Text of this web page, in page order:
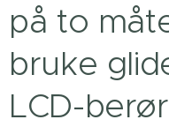
på to
bruke
LCD-